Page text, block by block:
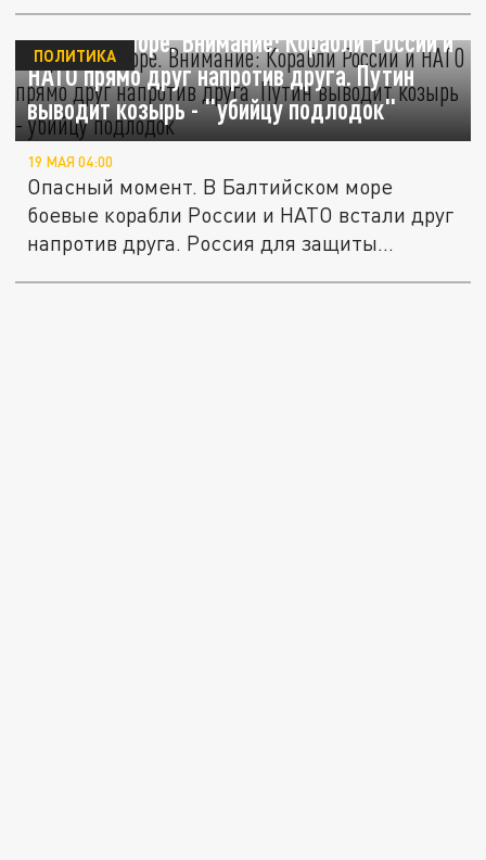
Угроза на море. Внимание: Корабли России и
НАТО прямо друг напротив друга. Путин
выводит козырь - "убийцу подлодок"
ПОЛИТИКА
19 МАЯ 04:00
Опасный момент. В Балтийском море
боевые корабли России и НАТО встали друг
напротив друга. Россия для защиты...